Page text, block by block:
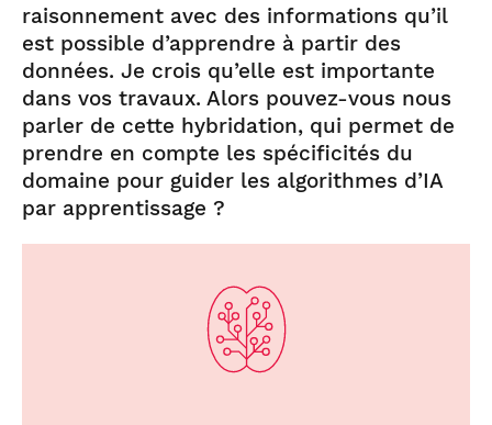
raisonnement avec des informations qu’il
est possible d’apprendre à partir des
données. Je crois qu’elle est importante
dans vos travaux. Alors pouvez-vous nous
parler de cette hybridation, qui permet de
prendre en compte les spécificités du
domaine pour guider les algorithmes d’IA
par apprentissage ?